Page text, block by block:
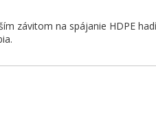
závitom na spájanie HDPE